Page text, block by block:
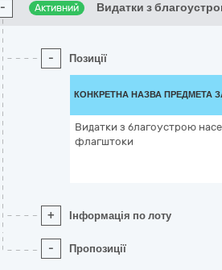
- Активний Видатки з
- Позиції
КОНКРЕТНА НАЗВА ПРЕДМЕТА
Видатки з благоустрою
флагштоки
+ Інформація по лоту
- Пропозиції